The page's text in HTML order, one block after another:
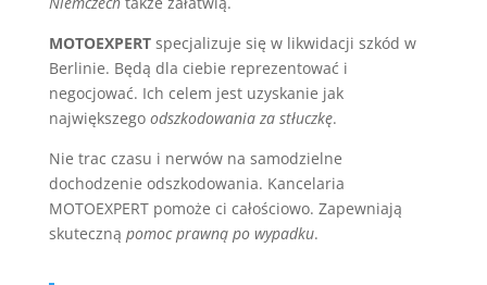
MOTOEXPERTspecjalizuje się w likwidacji szkód w
Berlinie. Będą dla ciebie reprezentować i
negocjować. Ich celem jest uzyskanie jak
największego odszkodowania za stłuczkę.
Nie trac czasu i nerwów na samodzielne
dochodzenie odszkodowania. Kancelaria
MOTOEXPERT pomoże ci całościowo. Zapewniają
skuteczną pomoc prawną po wypadku.